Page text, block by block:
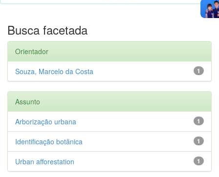
Busca facetada
Orientador
1
Souza, Marcelo da Costa
Assunto
1
Arborização urbana
1
Identificação botânica
1
Urban afforestation